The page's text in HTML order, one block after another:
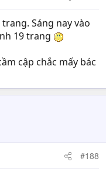
Sáng nay vào
19 trang
cập chắc mấy bác
#188